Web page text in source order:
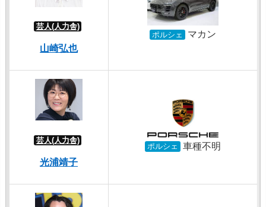
芸人(人力舎)
山崎弘也
ポルシェ マカン
芸人(人力舎)
光浦靖子
ポルシェ 車種不明